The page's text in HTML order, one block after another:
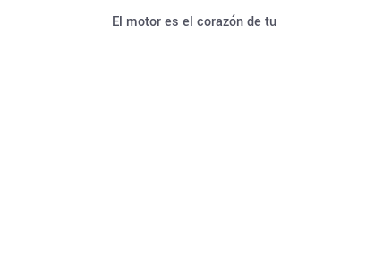
El motor es el corazón de tu